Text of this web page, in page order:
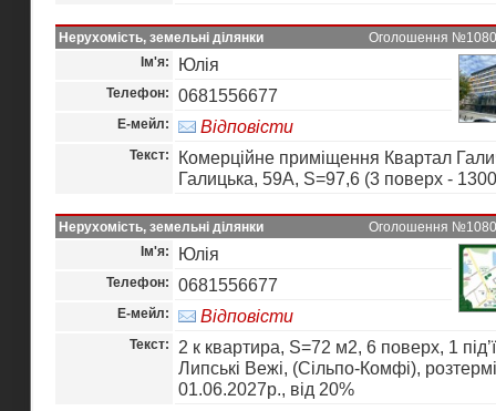
Нерухомість, земельні ділянки
Оголошення
Ім'я:
Юлія
Телефон: 0681556677
Е-мейл: Відповісти
Текст:
Комерційне приміщення Квартал
Галицька, 59А, S=97,6 (3 поверх -
Нерухомість, земельні ділянки
Оголошення
Ім'я:
Юлія
Телефон: 0681556677
Е-мейл: Відповісти
Текст:
2 к квартира, S=72 м2, 6 поверх, 1
Липські Вежі, (Сільпо-Комфі),
01.06.2027р., від 20%